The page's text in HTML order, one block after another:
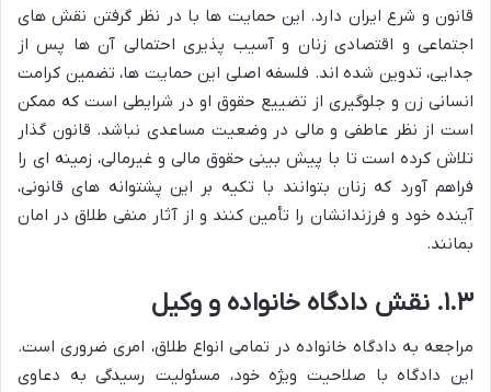
قانون و شرع ایران دارد. این حمایت ها با در نظر گرفتن نقش های
اجتماعی و اقتصادی زنان و آسیب پذیری احتمالی آن ها پس از
جدایی، تدوین شده اند. فلسفه اصلی این حمایت ها، تضمین کرامت
انسانی زن و جلوگیری از تضییع حقوق او در شرایطی است که ممکن
است از نظر عاطفی و مالی در وضعیت مساعدی نباشد. قانون گذار
تلاش کرده است تا با پیش بینی حقوق مالی و غیرمالی، زمینه ای را
فراهم آورد که زنان بتوانند با تکیه بر این پشتوانه های قانونی،
آینده خود و فرزندانشان را تأمین کنند و از آثار منفی طلاق در امان
بمانند.
۱.۳. نقش دادگاه خانواده و وکیل
مراجعه به دادگاه خانواده در تمامی انواع طلاق، امری ضروری است.
این دادگاه با صلاحیت ویژه خود، مسئولیت رسیدگی به دعاوی